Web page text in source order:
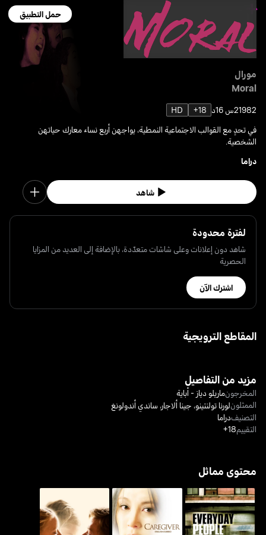
حمل التطبيق
مورال
Moral
19822س 16د 18+
HD
في تحدٍ مع القوالب الاجتماعية النمطية، يواجهن أربع نساء معارك حياتهن
الشخصية.
دراما
شاهد
لفترة محدودة
شاهد دون إعلانات وعلى شاشات متعدّدة، بالإضافة إلى العديد من المزايا
الحصرية
اشترك الآن
المقاطع الترويجية
مزيد من التفاصيل
المخرجونماريلو دياز - أباية
الممثلونلورنا تولنتينو، جينا ألاجار، ساندي أندولونغ
التصنيفدراما
التقييم18+
محتوى مماثل